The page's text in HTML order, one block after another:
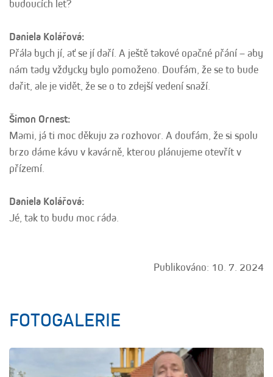
budoucích let?
Daniela Kolářová:
Přála bych jí, ať se jí daří. A ještě takové opačné přání – aby
nám tady vždycky bylo pomoženo. Doufám, že se to bude
dařit, ale je vidět, že se o to zdejší vedení snaží.
Šimon Ornest:
Mami, já ti moc děkuju za rozhovor. A doufám, že si spolu
brzo dáme kávu v kavárně, kterou plánujeme otevřít v
přízemí.
Daniela Kolářová:
Jé, tak to budu moc ráda.
Publikováno: 10. 7. 2024
FOTOGALERIE